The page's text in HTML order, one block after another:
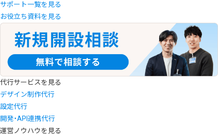
サポート一覧を見る
お役立ち資料を見る
代行サービスを見る
デザイン制作代行
設定代行
開発・API連携代行
運営ノウハウを見る